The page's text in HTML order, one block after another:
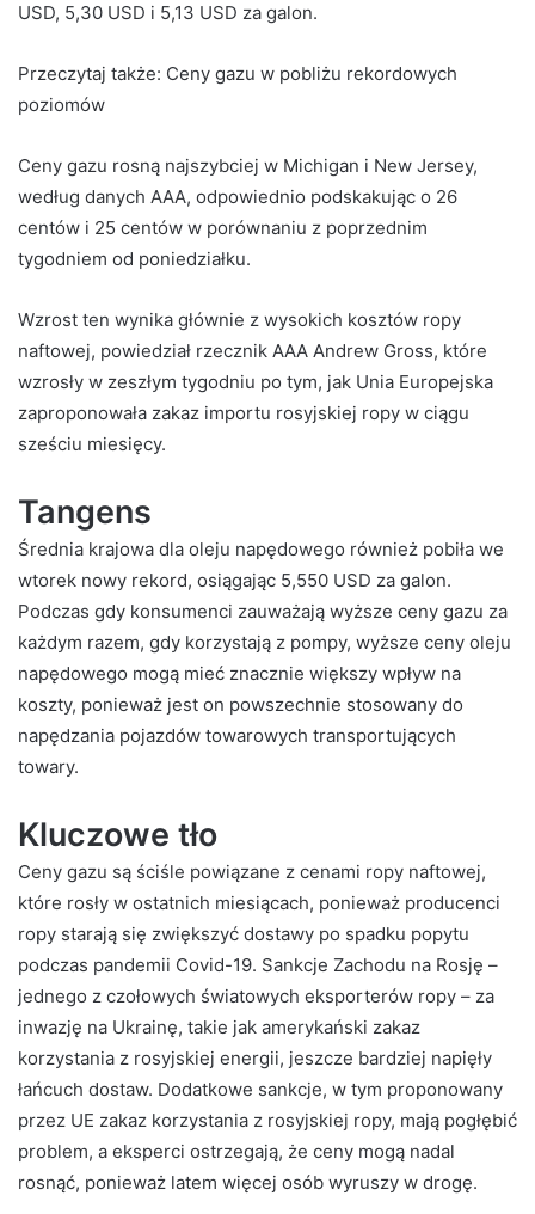
USD, 5,30 USD i 5,13 USD za galon.
Przeczytaj także: Ceny gazu w pobliżu rekordowych
poziomów
Ceny gazu rosną najszybciej w Michigan i New Jersey,
według danych AAA, odpowiednio podskakując o 26
centów i 25 centów w porównaniu z poprzednim
tygodniem od poniedziałku.
Wzrost ten wynika głównie z wysokich kosztów ropy
naftowej, powiedział rzecznik AAA Andrew Gross, które
wzrosły w zeszłym tygodniu po tym, jak Unia Europejska
zaproponowała zakaz importu rosyjskiej ropy w ciągu
sześciu miesięcy.
Tangens
Średnia krajowa dla oleju napędowego również pobiła we
wtorek nowy rekord, osiągając 5,550 USD za galon.
Podczas gdy konsumenci zauważają wyższe ceny gazu za
każdym razem, gdy korzystają z pompy, wyższe ceny oleju
napędowego mogą mieć znacznie większy wpływ na
koszty, ponieważ jest on powszechnie stosowany do
napędzania pojazdów towarowych transportujących
towary.
Kluczowe tło
Ceny gazu są ściśle powiązane z cenami ropy naftowej,
które rosły w ostatnich miesiącach, ponieważ producenci
ropy starają się zwiększyć dostawy po spadku popytu
podczas pandemii Covid-19. Sankcje Zachodu na Rosję –
jednego z czołowych światowych eksporterów ropy – za
inwazję na Ukrainę, takie jak amerykański zakaz
korzystania z rosyjskiej energii, jeszcze bardziej napięły
łańcuch dostaw. Dodatkowe sankcje, w tym proponowany
przez UE zakaz korzystania z rosyjskiej ropy, mają pogłębić
problem, a eksperci ostrzegają, że ceny mogą nadal
rosnąć, ponieważ latem więcej osób wyruszy w drogę.